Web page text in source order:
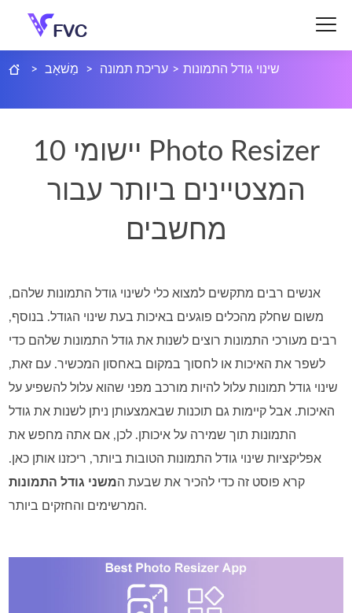
> מַשׁאָב > עריכת תמונה > שינוי גודל התמונות
10 יישומי Photo Resizer
המצטיינים ביותר עבור
מחשבים
אנשים רבים מתקשים למצוא כלי לשינוי גודל התמונות שלהם,
משום שחלק מהכלים פוגעים באיכות בעת שינוי הגודל. בנוסף,
רבים מעורכי התמונות רוצים לשנות את גודל התמונות שלהם כדי
לשפר את האיכות או לחסוך במקום באחסון המכשיר. עם זאת,
שינוי גודל תמונות עלול להיות מורכב מפני שהוא עלול להשפיע על
האיכות. אבל קיימות גם תוכנות שבאמצעותן ניתן לשנות את גודל
התמונות תוך שמירה על איכותן. לכן, אם אתה מחפש את
אפליקציות שינוי גודל התמונות הטובות ביותר, ריכזנו אותן כאן.
קרא פוסט זה כדי להכיר את שבעת המשני גודל התמונות
המרשימים והחזקים ביותר.